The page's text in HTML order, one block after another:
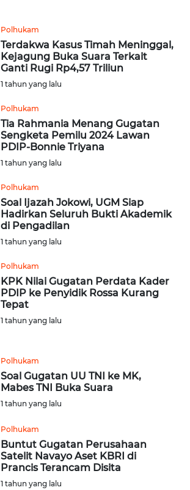
Polhukam
Terdakwa Kasus Timah Meninggal,
Kejagung Buka Suara Terkait
Ganti Rugi Rp4,57 Triliun
1 tahun yang lalu
Polhukam
Tia Rahmania Menang Gugatan
Sengketa Pemilu 2024 Lawan
PDIP-Bonnie Triyana
1 tahun yang lalu
Polhukam
Soal Ijazah Jokowi, UGM Siap
Hadirkan Seluruh Bukti Akademik
di Pengadilan
1 tahun yang lalu
Polhukam
KPK Nilai Gugatan Perdata Kader
PDIP ke Penyidik Rossa Kurang
Tepat
1 tahun yang lalu
Polhukam
Soal Gugatan UU TNI ke MK,
Mabes TNI Buka Suara
1 tahun yang lalu
Polhukam
Buntut Gugatan Perusahaan
Satelit Navayo Aset KBRI di
Prancis Terancam Disita
1 tahun yang lalu